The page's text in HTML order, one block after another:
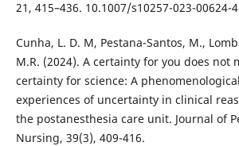
21, 415–436. 10.1007/s10257-023-00624-4
Cunha, L. D. M, Pestana-Santos, M.,
M.R. (2024). A certainty for you does not
certainty for science: A
experiences of uncertainty in clinical
the postanesthesia care unit. Journal of
Nursing, 39(3), 409-416.